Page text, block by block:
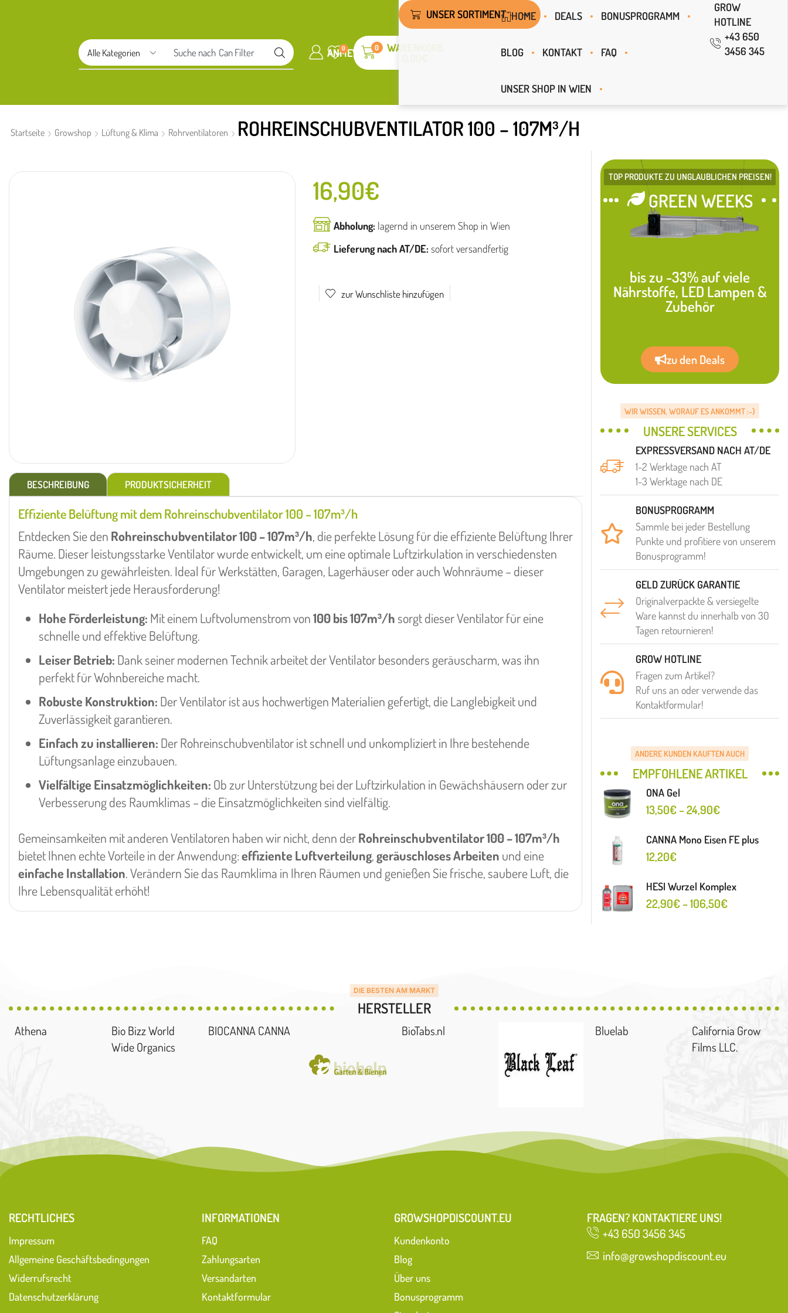
Suche nach Aptus ANMELDEN
0 WUNSCHLISTE
0
WARENKORB
UNSER SORTIMENT HOME DEALS BONUSPROGRAMM
BLOG KONTAKT FAQ
UNSER SHOP IN WIEN
GROW
HOTLINE
+43 650
3456 345
Startseite Growshop Lüftung & Klima Rohrventilatoren ROHREINSCHUBVENTILATOR 100 – 107M³/H
16,90€
Abholung: lagernd in unserem Shop in Wien
Lieferung nach AT/DE:sofort versandfertig
zur Wunschliste hinzufügen
BESCHREIBUNG PRODUKTSICHERHEIT
Effiziente Belüftung mit dem Rohreinschubventilator 100 – 107m³/h
Entdecken Sie den Rohreinschubventilator 100 – 107m³/h, die perfekte Lösung für die effiziente Belüftung Ihrer
Räume. Dieser leistungsstarke Ventilator wurde entwickelt, um eine optimale Luftzirkulation in verschiedensten
Umgebungen zu gewährleisten. Ideal für Werkstätten, Garagen, Lagerhäuser oder auch Wohnräume – dieser
Ventilator meistert jede Herausforderung!
Hohe Förderleistung: Mit einem Luftvolumenstrom von100 bis 107m³/hsorgt dieser Ventilator für eine
schnelle und effektive Belüftung.
Leiser Betrieb: Dank seiner modernen Technik arbeitet der Ventilator besonders geräuscharm, was ihn
perfekt für Wohnbereiche macht.
Robuste Konstruktion: Der Ventilator ist aus hochwertigen Materialien gefertigt, die Langlebigkeit und
Zuverlässigkeit garantieren.
Einfach zu installieren: Der Rohreinschubventilator ist schnell und unkompliziert in Ihre bestehende
Lüftungsanlage einzubauen.
Vielfältige Einsatzmöglichkeiten: Ob zur Unterstützung bei der Luftzirkulation in Gewächshäusern oder zur
Verbesserung des Raumklimas – die Einsatzmöglichkeiten sind vielfältig.
Gemeinsamkeiten mit anderen Ventilatoren haben wir nicht, denn derRohreinschubventilator 100 – 107m³/h
bietet Ihnen echte Vorteile in der Anwendung:effiziente Luftverteilung,geräuschloses Arbeiten und eine
einfache Installation. Verändern Sie das Raumklima in Ihren Räumen und genießen Sie frische, saubere Luft, die
Ihre Lebensqualität erhöht!
TOP PRODUKTE ZU UNGLAUBLICHEN PREISEN!
GREEN WEEKS
bis zu -33% auf viele
Nährstoffe, LED Lampen &
Zubehör
zu den Deals
WIR WISSEN, WORAUF ES ANKOMMT :-)
UNSERE SERVICES
EXPRESSVERSAND NACH AT/DE
1-2 Werktage nach AT
1-3 Werktage nach DE
BONUSPROGRAMM
Sammle bei jeder Bestellung
Punkte und profitiere von unserem
Bonusprogramm!
GELD ZURÜCK GARANTIE
Originalverpackte & versiegelte
Ware kannst du innerhalb von 30
Tagen retournieren!
GROW HOTLINE
Fragen zum Artikel?
Ruf uns an oder verwende das
Kontaktformular!
ANDERE KUNDEN KAUFTEN AUCH
EMPFOHLENE ARTIKEL
ONA Gel
13,50€–24,90€
CANNA Mono Eisen FE plus
12,20€
HESI Wurzel Komplex
22,90€–106,50€
DIE BESTEN AM MARKT
HERSTELLER
Athena
Bio Bizz World
Wide Organics
BIOCANNA CANNA BioTabs.nl Bluelab
California Grow
Films LLC.
RECHTLICHES
Impressum
Allgemeine Geschäftsbedingungen
Widerrufsrecht
Datenschutzerklärung
INFORMATIONEN
FAQ
Zahlungsarten
Versandarten
Kontaktformular
GROWSHOPDISCOUNT.EU
Kundenkonto
Blog
Über uns
Bonusprogramm
FRAGEN? KONTAKTIERE UNS!
+43 650 3456 345
info@growshopdiscount.eu